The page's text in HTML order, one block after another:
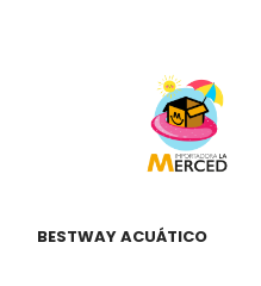
BESTWAY ACUÁTICO